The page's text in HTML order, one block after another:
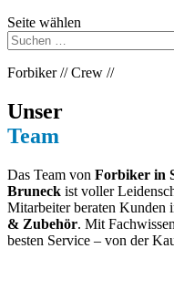
Seite wählen
Forbiker // Crew //
Unser
Team
Das Team von Forbiker in
Bruneck ist voller
Mitarbeiter beraten Kunden
& Zubehör. Mit
besten Service – von der